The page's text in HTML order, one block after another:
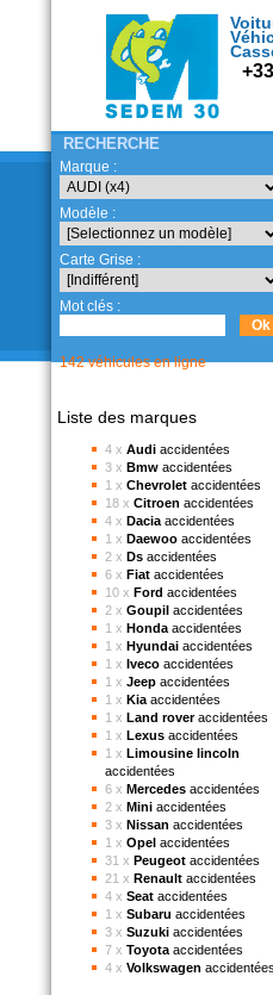
RECHERCHE
Marque :
Modèle :
Carte Grise :
Mot clés :
142 véhicules en ligne
Liste des marques
4 x Audi accidentées
3 x Bmw accidentées
1 x Chevrolet accidentées
18 x Citroen accidentées
4 x Dacia accidentées
1 x Daewoo accidentées
2 x Ds accidentées
6 x Fiat accidentées
10 x Ford accidentées
2 x Goupil accidentées
1 x Honda accidentées
1 x Hyundai accidentées
1 x Iveco accidentées
1 x Jeep accidentées
1 x Kia accidentées
1 x Land roveraccidentées
1 x Lexus accidentées
1 x Limousine lincoln
accidentées
6 x Mercedes accidentées
2 x Mini accidentées
3 x Nissan accidentées
1 x Opel accidentées
31 x Peugeot accidentées
21 x Renault accidentées
4 x Seat accidentées
1 x Subaru accidentées
3 x Suzuki accidentées
7 x Toyota accidentées
4 x Volkswagen accidentées